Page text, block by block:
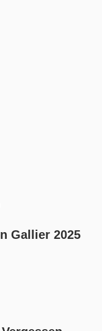
Gallier 2025